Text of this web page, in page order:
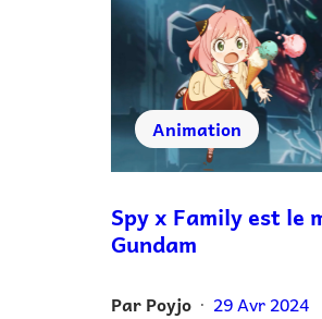
Animation
Spy x Family est le
Gundam
Par Poyjo • 29 Avr 2024